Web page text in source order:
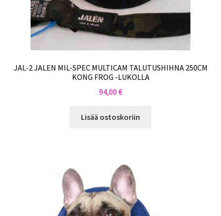
JAL-2 JALEN MIL-SPEC MULTICAM TALUTUSHIHNA 250CM
KONG FROG -LUKOLLA
94,00 €
Lisää ostoskoriin